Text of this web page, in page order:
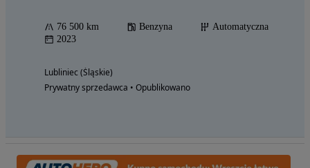
76 500 km Benzyna
Automatyczna
2023
Lubliniec (Śląskie)
Prywatny sprzedawca • Opublikowano